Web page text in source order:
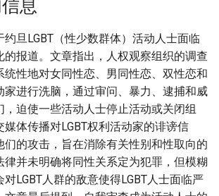
息
旦LGBT（性少数群体）活动人士面临
的报道。文章指出，人权观察组织的调查
统性地对女同性恋、男同性恋、双性恋和
家进行洗脑，通过审问、暴力、逮捕和威
，迫使一些活动人士停止活动或关闭组
体传播对LGBT权利活动家的诽谤信
们的攻击，旨在消除有关性别和性取向的
律并未明确将同性关系定为犯罪，但模糊
LGBT人群的敌意使得LGBT人士面临严